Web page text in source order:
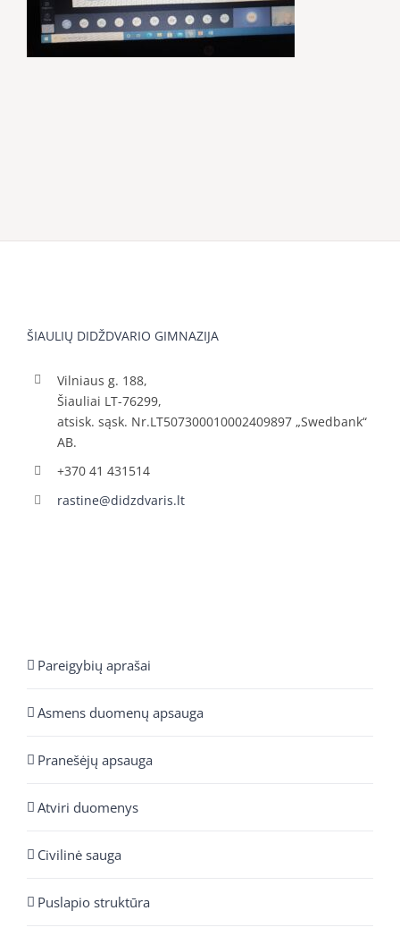
ŠIAULIŲ DIDŽDVARIO GIMNAZIJA
Vilniaus g. 188,
Šiauliai LT-76299,
atsisk. sąsk. Nr.LT507300010002409897 „Swedbank“
AB.
+370 41 431514
rastine@didzdvaris.lt
Pareigybių aprašai
Asmens duomenų apsauga
Pranešėjų apsauga
Atviri duomenys
Civilinė sauga
Puslapio struktūra